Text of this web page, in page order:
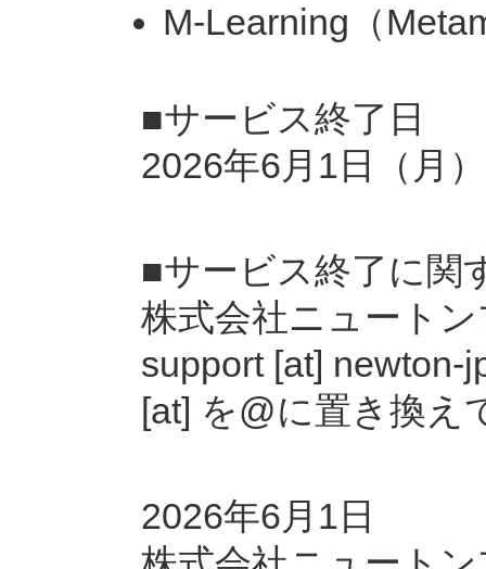
M-Learning（
■サービス終了日
2026年6月1日（月）
■サービス終了に関
株式会社ニュート
support [at] newton-
[at] を@に置き換え
2026年6月1日